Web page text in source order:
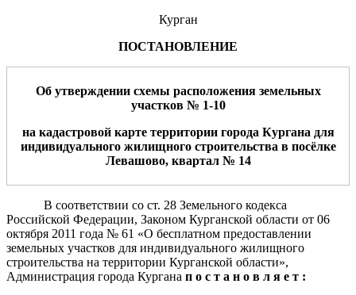
Курган
ПОСТАНОВЛЕНИЕ
Об утверждении схемы расположения земельных
участков № 1-10
на кадастровой карте территории города Кургана для
индивидуального жилищного строительства в посёлке
Левашово, квартал № 14
В соответствии со ст. 28 Земельного кодекса
Российской Федерации, Законом Курганской области от 06
октября 2011 года № 61 «О бесплатном предоставлении
земельных участков для индивидуального жилищного
строительства на территории Курганской области»,
Администрация города Кургана п о с т а н о в л я е т :